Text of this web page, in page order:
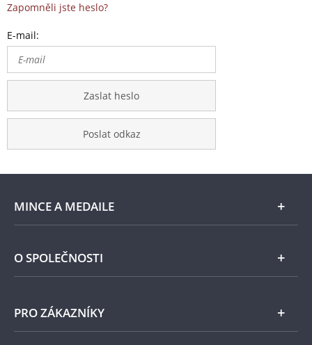
Zapomněli jste heslo?
E-mail:
Zaslat heslo
Poslat odkaz
MINCE A MEDAILE
E-shop
Stříbro
O SPOLEČNOSTI
Národní Pokladnice
PRO ZÁKAZNÍKY